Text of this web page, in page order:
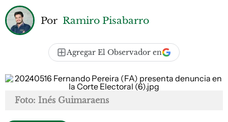
Por Ramiro Pisabarro
Agregar El Observador en
Foto: Inés Guimaraens